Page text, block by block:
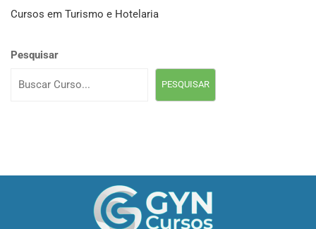
Cursos em Turismo e Hotelaria
Pesquisar
PESQUISAR